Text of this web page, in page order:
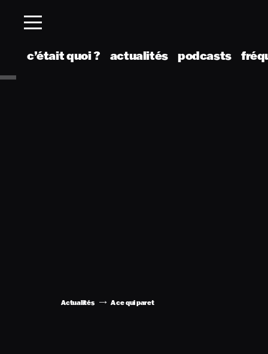
c’était quoi ? actualités podcasts
Actualités A ce qui paret